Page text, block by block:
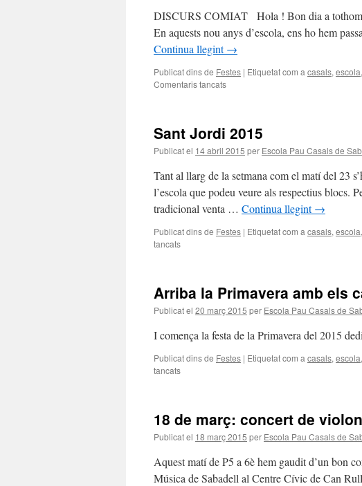
DISCURS COMIAT Hola ! Bon dia a tothom
En aquests nou anys d’escola, ens ho hem
Continua llegint→
Publicat dins de Festes | Etiquetat com a casals, escola,
Comentaris tancats
6è
Sant Jordi 2015
Publicat el 14 abril 2015 per Escola Pau Casals de
Tant al llarg de la setmana com el matí del 23
l’escola que podeu veure als respectius blocs.
tradicional venta … Continua llegint→
Publicat dins de Festes | Etiquetat com a casals, escola,
tancats
Arriba la Primavera amb els
Publicat el 20 març 2015 per Escola Pau Casals de
I comença la festa de la Primavera del 2015
Publicat dins de Festes | Etiquetat com a casals, escola,
tancats
amb
els
castellers
de
1r.
18 de març: concert de
Publicat el 18 març 2015 per Escola Pau Casals de
Aquest matí de P5 a 6è hem gaudit d’un bon
Música de Sabadell al Centre Cívic de Can